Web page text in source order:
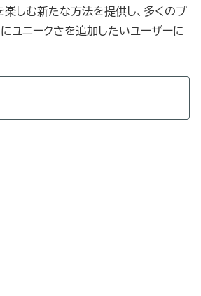
しむ新たな方法を提供し、多くのプ
ユニークさを追加したいユーザーに